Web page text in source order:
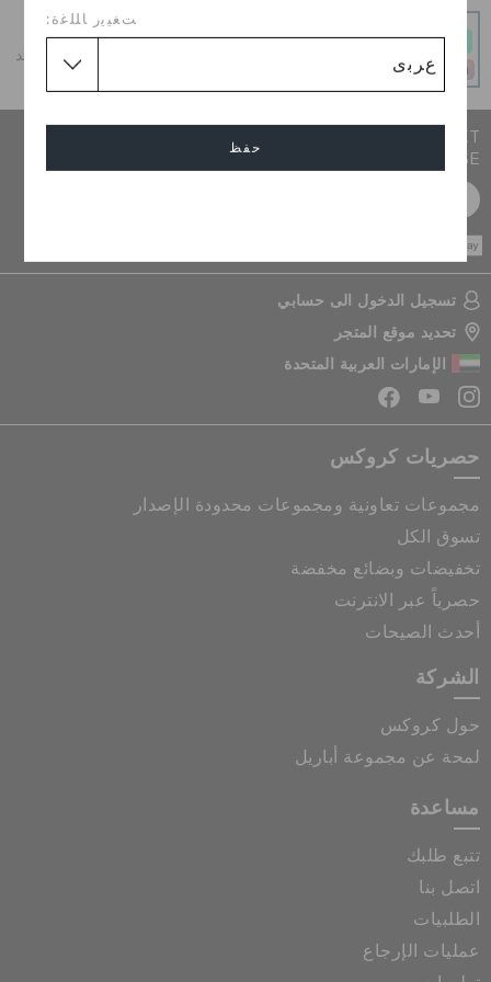
ﺖﻐﻴﻳﺭ ﺎﻠﻠﻏﺓ:
حفظ
أحصل على ما تحب اليوم وادفع على 4 دفعات بدون أي فوائد
عند الدفع في الوقت المحدد
JOIN CROCS CLUB & GET 15% OFF ON YOUR NEXT
PURCHASE
تسجيل الدخول الى حسابي
تحديد موقع المتجر
الإمارات العربية المتحدة
حصريات كروكس
مجموعات تعاونية ومجموعات محدودة الإصدار
تسوق الكل
تخفيضات وبضائع مخفضة
حصرياً عبر الانترنت
أحدث الصيحات
الشركة
حول كروكس
لمحة عن مجموعة أباريل
مساعدة
تتبع طلبك
اتصل بنا
الطلبيات
عمليات الإرجاع